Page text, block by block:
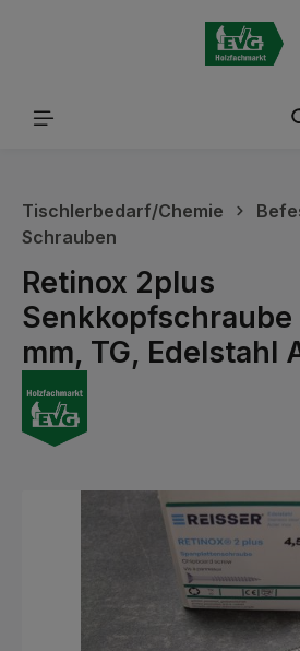
Tischlerbedarf/Chemie
Schrauben
Retinox 2plus
mm, TG, Edelstahl
Bildergalerie überspringen